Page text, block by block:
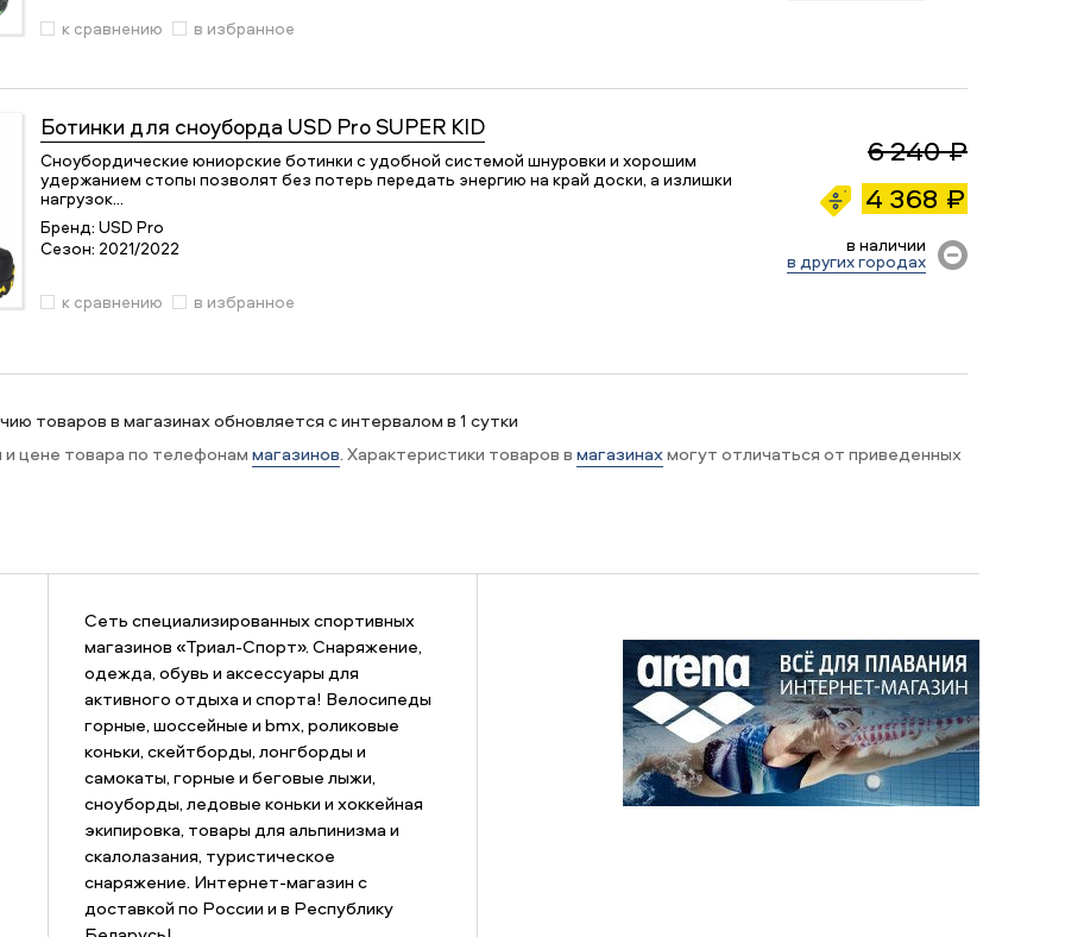
к сравнению
в избранное
Ботинки для сноуборда USD Pro SUPER KID
Сноубордические юниорские ботинки с удобной системой шнуровки и хорошим
удержанием стопы позволят без потерь передать энергию на край доски, а излишки
нагрузок…
Бренд: USD Pro
Сезон: 2021/2022
6 240 ₽
4 368 ₽
в наличии
в других городах
к сравнению
в избранное
товаров в магазинах обновляется с интервалом в 1 сутки
и цене товара по телефонаммагазинов. Характеристики товаров вмагазинахмогут отличаться от приведенных
Сеть специализированных спортивных
магазинов «Триал-Спорт». Снаряжение,
одежда, обувь и аксессуары для
активного отдыха и спорта! Велосипеды
горные, шоссейные и bmx, роликовые
коньки, скейтборды, лонгборды и
самокаты, горные и беговые лыжи,
сноуборды, ледовые коньки и хоккейная
экипировка, товары для альпинизма и
скалолазания, туристическое
снаряжение. Интернет-магазин с
доставкой по России и в Республику